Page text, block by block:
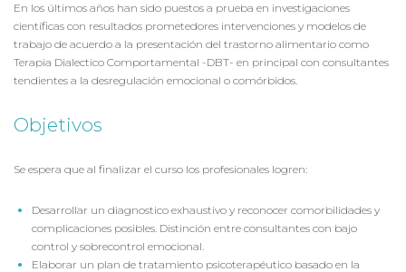
En los últimos años han sido puestos a prueba en investigaciones
científicas con resultados prometedores intervenciones y modelos de
trabajo de acuerdo a la presentación del trastorno alimentario como
Terapia Dialectico Comportamental -DBT- en principal con consultantes
tendientes a la desregulación emocional o comórbidos.
Objetivos
Se espera que al finalizar el curso los profesionales logren:
Desarrollar un diagnostico exhaustivo y reconocer comorbilidades y
complicaciones posibles. Distinción entre consultantes con bajo
control y sobrecontrol emocional.
Elaborar un plan de tratamiento psicoterapéutico basado en la